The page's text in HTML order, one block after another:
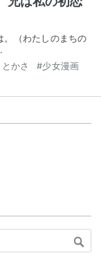
。（わたしのまちの
かさ #少女漫画